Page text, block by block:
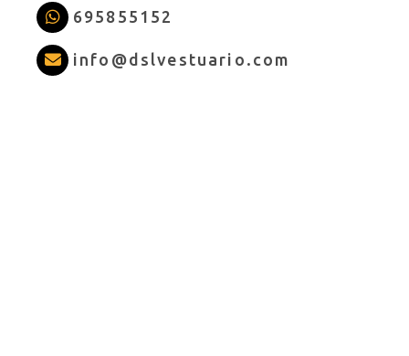
695855152
info dslvestuario.com